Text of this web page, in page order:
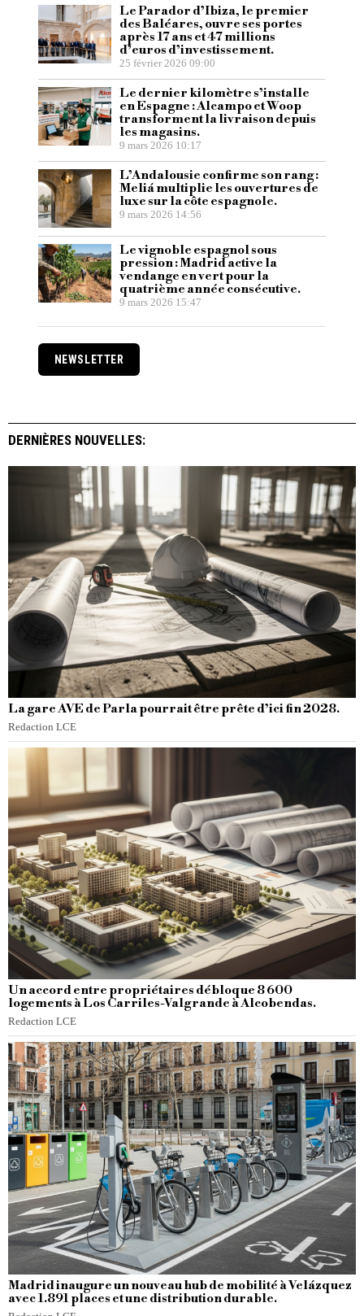
Le Parador d’Ibiza, le premier
des Baléares, ouvre ses portes
après 17 ans et 47 millions
d’euros d’investissement.
25 février 2026 09:00
Le dernier kilomètre s’installe
en Espagne : Alcampo et Woop
transforment la livraison depuis
les magasins.
9 mars 2026 10:17
L’Andalousie confirme son rang :
Meliá multiplie les ouvertures de
luxe sur la côte espagnole.
9 mars 2026 14:56
Le vignoble espagnol sous
pression : Madrid active la
vendange en vert pour la
quatrième année consécutive.
9 mars 2026 15:47
NEWSLETTER
DERNIÈRES NOUVELLES:
La gare AVE de Parla pourrait être prête d’ici fin 2028.
Redaction LCE
Un accord entre propriétaires débloque 8 600
logements à Los Carriles-Valgrande à Alcobendas.
Redaction LCE
Madrid inaugure un nouveau hub de mobilité à Velázquez
avec 1.891 places et une distribution durable.